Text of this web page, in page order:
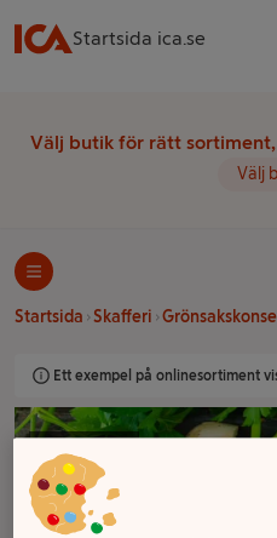
Startsida ica.se
Välj butik för rätt
Välj
Startsida Skafferi
Ett exempel på onlinesortiment
Svamp
Svamp blir ett gott inslag